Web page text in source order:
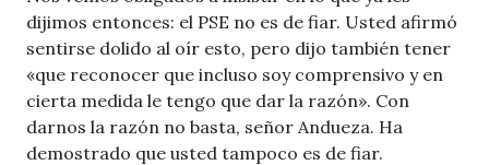
dijimos entonces: el PSE no es de fiar. Usted afirmó
sentirse dolido al oír esto, pero dijo también tener
«que reconocer que incluso soy comprensivo y en
cierta medida le tengo que dar la razón». Con
darnos la razón no basta, señor Andueza. Ha
demostrado que usted tampoco es de fiar.